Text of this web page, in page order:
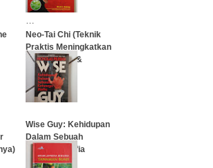
Neo-Tai Chi (Teknik
Praktis Meningkatkan
Kecerdasan &
Kesehatan)
…
Wise Guy: Kehidupan
Dalam Sebuah
Keluarga Mafia